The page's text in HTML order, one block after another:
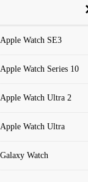
Apple Watch SE3
Apple Watch Series 10
Apple Watch Ultra 2
Apple Watch Ultra
Galaxy Watch